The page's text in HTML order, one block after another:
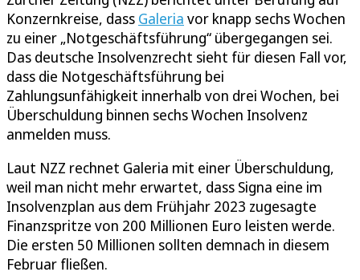
Konzernkreise, dass Galeria vor knapp sechs Wochen
zu einer „Notgeschäftsführung“ übergegangen sei.
Das deutsche Insolvenzrecht sieht für diesen Fall vor,
dass die Notgeschäftsführung bei
Zahlungsunfähigkeit innerhalb von drei Wochen, bei
Überschuldung binnen sechs Wochen Insolvenz
anmelden muss.
Laut NZZ rechnet Galeria mit einer Überschuldung,
weil man nicht mehr erwartet, dass Signa eine im
Insolvenzplan aus dem Frühjahr 2023 zugesagte
Finanzspritze von 200 Millionen Euro leisten werde.
Die ersten 50 Millionen sollten demnach in diesem
Februar fließen.